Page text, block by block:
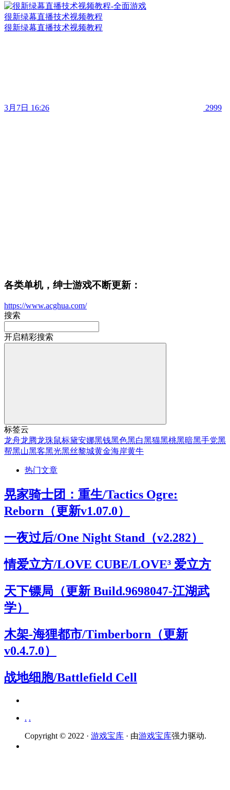
很新绿幕直播技术视频教程
很新绿幕直播技术视频教程
3月7日 16:26 2999
各类单机，绅士游戏不断更新：
https://www.acghua.com/
搜索
开启精彩搜索
标签云
龙舟龙腾龙珠鼠标黛安娜黑钱黑色黑白黑猫黑桃黑暗黑手党黑
帮黑山黑客黑光黑丝黎城黄金海岸黄牛
热门文章
晃家骑士团：重生/Tactics Ogre:
Reborn（更新v1.07.0）
一夜过后/One Night Stand（v2.282）
情爱立方/LOVE CUBE/LOVE³ 爱立方
天下镖局（更新 Build.9698047-江湖武
学）
木架-海狸都市/Timberborn（更新
v0.4.7.0）
战地细胞/Battlefield Cell
. .
Copyright © 2022 · 游戏宝库 · 由游戏宝库强力驱动.